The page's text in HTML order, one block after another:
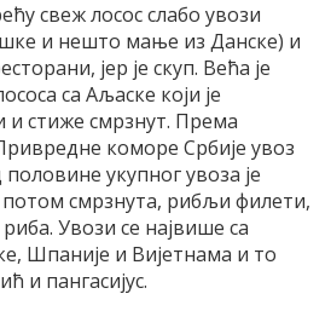
свеж лосос слабо увози
и нешто мање из Данске) и
јер је скуп. Већа је
са Аљаске који је
и стиже смрзнут. Према
коморе Србије увоз
укупног увоза је
смрзнута, рибљи филети,
Увози се највише са
Шпаније и Вијетнама и то
и пангасијус.